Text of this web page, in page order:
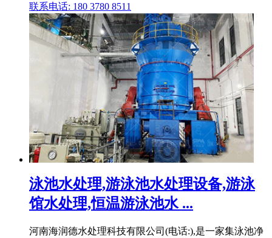
联系电话: 180 3780 8511
泳池水处理,游泳池水处理设备,游泳
馆水处理,恒温游泳池水 ...
河南海润德水处理科技有限公司(电话:),是一家集泳池净